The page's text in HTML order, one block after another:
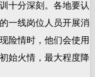
十分深刻。各地要认
一线岗位人员开展消
险情时，他们会使用
始火情，最大程度降